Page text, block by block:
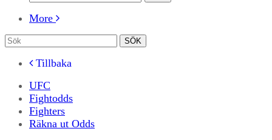
More
Tillbaka
UFC
Fightodds
Fighters
Räkna ut Odds